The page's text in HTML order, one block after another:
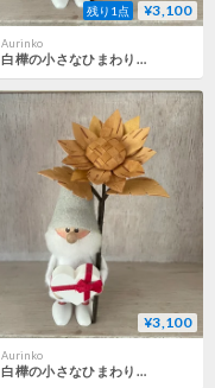
残り1点 ¥3,100
Aurinko
白樺の小さなひまわり⑥
¥3,100
Aurinko
白樺の小さなひまわり①